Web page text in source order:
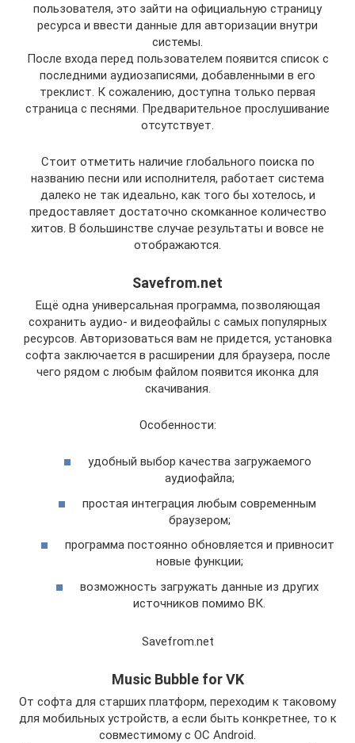
пользователя, это зайти на официальную страницу
ресурса и ввести данные для авторизации внутри
системы.
После входа перед пользователем появится список с
последними аудиозаписями, добавленными в его
треклист. К сожалению, доступна только первая
страница с песнями. Предварительное прослушивание
отсутствует.
Стоит отметить наличие глобального поиска по
названию песни или исполнителя, работает система
далеко не так идеально, как того бы хотелось, и
предоставляет достаточно скомканное количество
хитов. В большинстве случае результаты и вовсе не
отображаются.
Savefrom.net
Ещё одна универсальная программа, позволяющая
сохранить аудио- и видеофайлы с самых популярных
ресурсов. Авторизоваться вам не придется, установка
софта заключается в расширении для браузера, после
чего рядом с любым файлом появится иконка для
скачивания.
Особенности:
удобный выбор качества загружаемого
аудиофайла;
простая интеграция любым современным
браузером;
программа постоянно обновляется и привносит
новые функции;
возможность загружать данные из других
источников помимо ВК.
Savefrom.net
Music Bubble for VK
От софта для старших платформ, переходим к таковому
для мобильных устройств, а если быть конкретнее, то к
совместимому с ОС Android.